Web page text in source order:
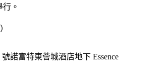
。
諾富特東薈城酒店地下 Essence